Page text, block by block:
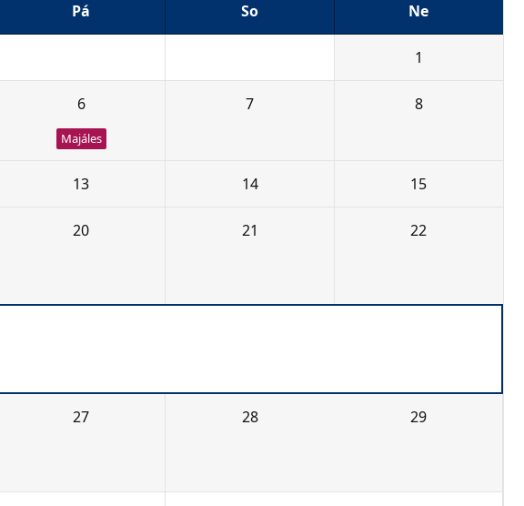
Pá So Ne
1
6
Majáles
7 8
13 14 15
20 21 22
27 28 29